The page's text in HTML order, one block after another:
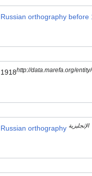
Russian orthography before
1918http://data.marefa.org/
Russian orthography الإنجليزية